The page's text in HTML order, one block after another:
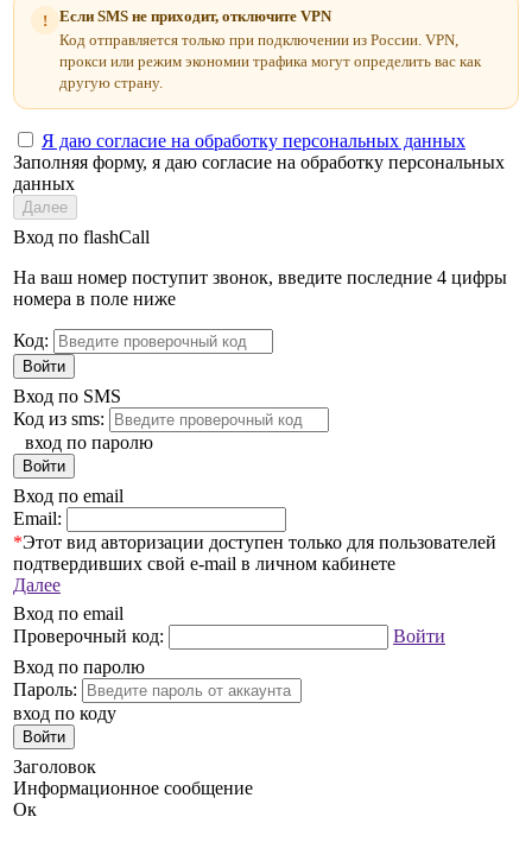
!
Если SMS не приходит, отключите VPN
Код отправляется только при подключении из России. VPN,
прокси или режим экономии трафика могут определить вас как
другую страну.
Я даю согласие на обработку персональных данных
Заполняя форму, я даю согласие на обработку персональных
данных
Далее
Вход по flashCall
На ваш номер поступит звонок, введите последние 4 цифры
номера в поле ниже
Код:
Войти
Вход по SMS
Код из sms:
вход по паролю
Войти
Вход по email
Email:
*Этот вид авторизации доступен только для пользователей
подтвердивших свой e-mail в личном кабинете
Далее
Вход по email
Проверочный код:
Войти
Вход по паролю
Пароль:
вход по коду
Войти
Заголовок
Информационное сообщение
Ок